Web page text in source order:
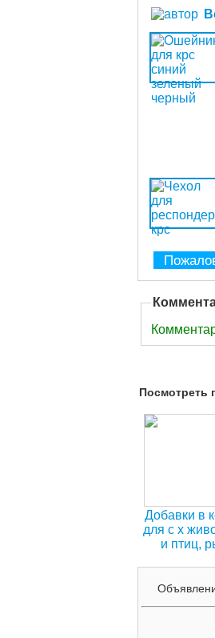
Посмотреть
Добавки в
для с х
и птиц,